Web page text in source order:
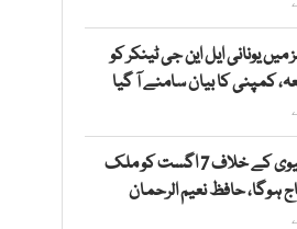
میں یونانی ایل این جی ٹینکر کو
کمپنی کا بیان سامنے آ گیا
پیٹرولیم لیوی کے خلاف 7 اگست کو ملک
ہوگا، حافظ نعیم الرحمان